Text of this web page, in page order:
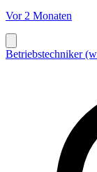
Vor 2 Monaten
Betriebstechniker